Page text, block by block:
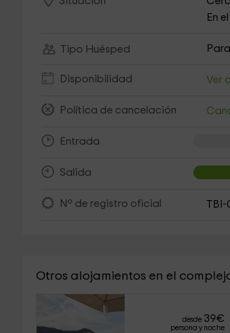
En
Tipo Huésped
Disponibilidad Ver
Política de cancelación
Entrada
Salida
Nº de registro oficial
Otros alojamientos en el
desde 39€
persona y noche